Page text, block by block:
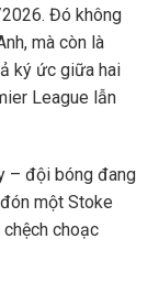
Đó không
mà còn là
ký ức giữa hai
League lẫn
– đội bóng đang
một Stoke
choạc